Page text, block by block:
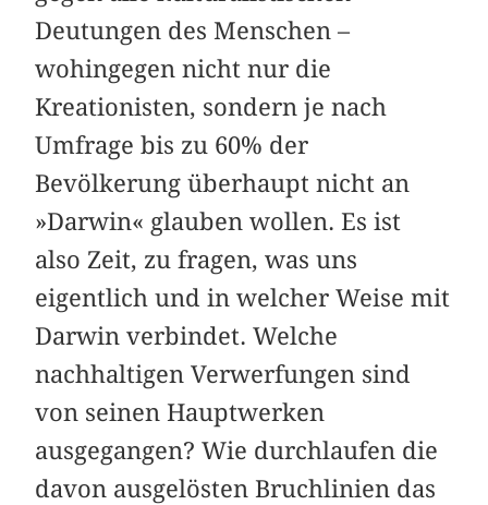
Deutungen des Menschen –
wohingegen nicht nur die
Kreationisten, sondern je nach
Umfrage bis zu 60% der
Bevölkerung überhaupt nicht an
»Darwin« glauben wollen. Es ist
also Zeit, zu fragen, was uns
eigentlich und in welcher Weise mit
Darwin verbindet. Welche
nachhaltigen Verwerfungen sind
von seinen Hauptwerken
ausgegangen? Wie durchlaufen die
davon ausgelösten Bruchlinien das